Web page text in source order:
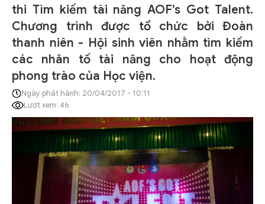
thi Tìm kiếm tài năng AOF's Got Talent.
Chương trình được tổ chức bởi Đoàn
thanh niên - Hội sinh viên nhằm tìm kiếm
các nhân tố tài năng cho hoạt động
phong trào của Học viện.
Ngày phát hành: 20/04/2017 - 10:11
Lượt xem: 46